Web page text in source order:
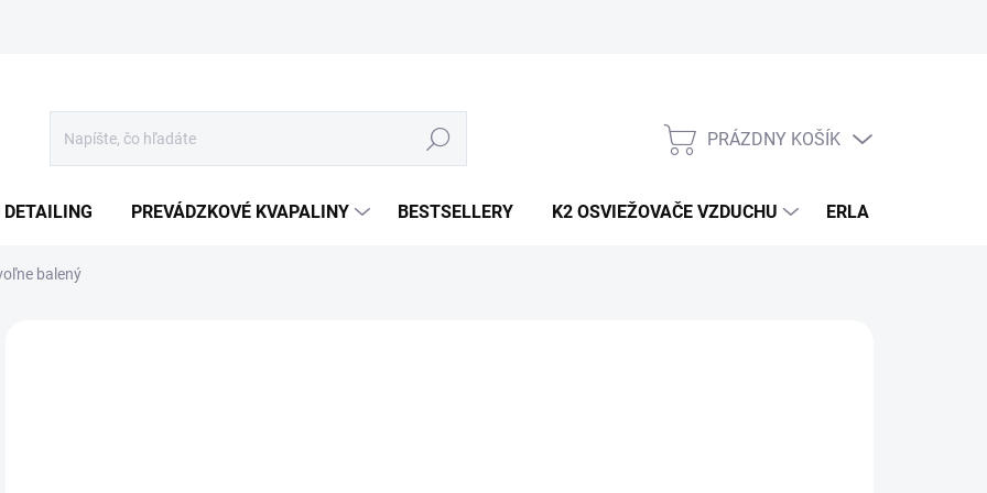
Hľadať
NÁKUPNÝ
PRÁZDNY KOŠÍK
DETAILING PREVÁDZKOVÉ KVAPALINY BESTSELLERY K2 OSVIEŽOVAČE VZDUCHU ERLA HORECA A
balený